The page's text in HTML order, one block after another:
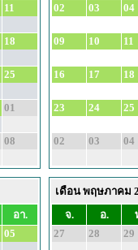
11
18
25
01
08
02 03 04
09 10 11
16 17 18
23 24 25
02 03 04
อา.
05
เดือน พฤษภาคม
จ.
อ.
27
28 29